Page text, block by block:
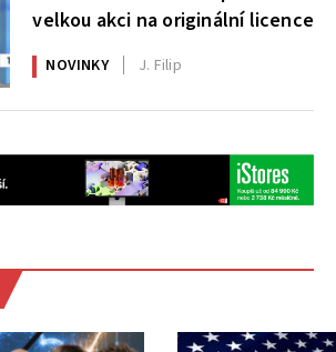
velkou akci na originální licence
NOVINKY J. Filip